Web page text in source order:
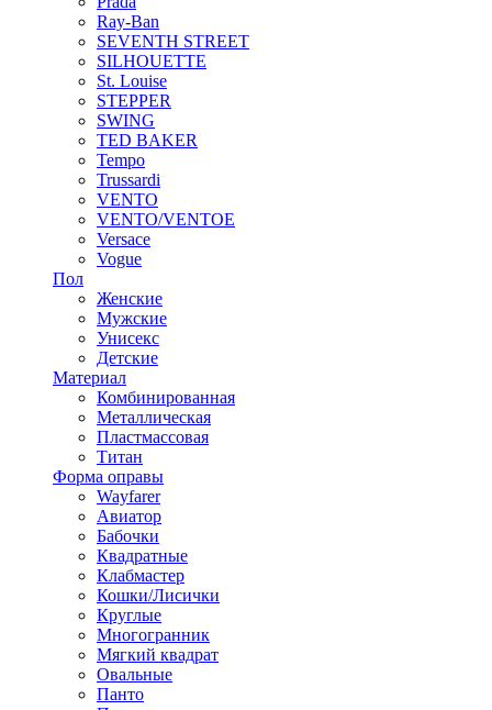
Ray-Ban
SEVENTH STREET
SILHOUETTE
St. Louise
STEPPER
SWING
TED BAKER
Tempo
Trussardi
VENTO
VENTO/VENTOE
Versace
Vogue
Пол
Женские
Мужские
Унисекс
Детские
Материал
Комбинированная
Металлическая
Пластмассовая
Титан
Форма оправы
Wayfarer
Авиатор
Бабочки
Квадратные
Клабмастер
Кошки/Лисички
Круглые
Многогранник
Мягкий квадрат
Овальные
Панто